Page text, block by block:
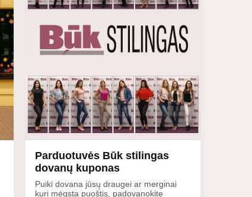
Parduotuvės Būk stilingas
dovanų kuponas
Puiki dovana jūsų draugei ar merginai
kuri mėgsta puoštis, padovanokite